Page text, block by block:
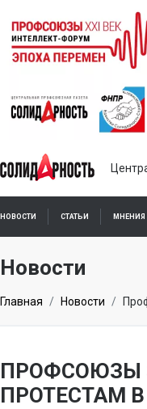
НОВОСТИ СТАТЬИ МНЕНИЯ
ПОДПИСКА ОНЛАЙН
Новости
Главная Новости
ПРОФСОЮЗЫ
ПРОТЕСТАМ